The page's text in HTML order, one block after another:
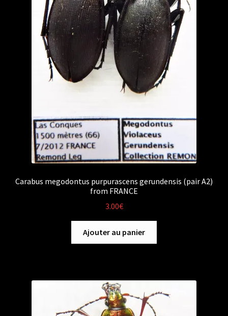
Carabus megodontus purpurascens gerundensis (pair A2)
from FRANCE
3.00€
Ajouter au panier